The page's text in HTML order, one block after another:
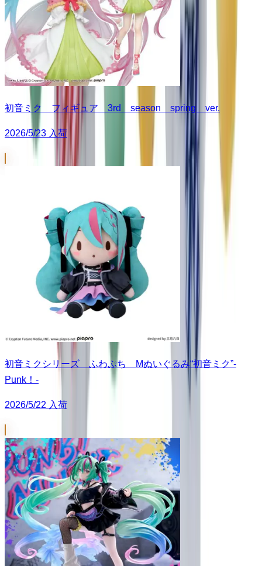
初音ミク フィギュア 3rd season spring ver.
2026/5/23 入荷
初音ミクシリーズ ふわぷち Mぬいぐるみ“初音ミク”-
Punk！-
2026/5/22 入荷